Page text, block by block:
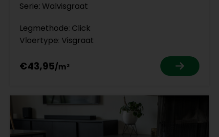
Serie: Walvisgraat
Legmethode: Click
Vloertype: Visgraat
€43,95